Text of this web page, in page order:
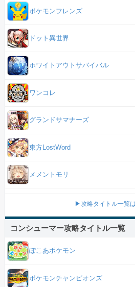
ポケモンフレンズ
ドット異世界
ホワイトアウトサバイバル
ワンコレ
グランドサマナーズ
東方LostWord
メメントモリ
▶攻略タイトル一覧
コンシューマー攻略タイトル一覧
ぽこあポケモン
ポケモンチャンピオンズ